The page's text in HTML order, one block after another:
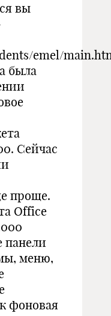
вы
emel/
была
Сейчас
проще.
Office
панели
меню,
фоновая